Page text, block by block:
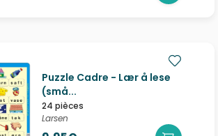
Puzzle Cadre - Lær å lese
(små...
24 pièces
Larsen